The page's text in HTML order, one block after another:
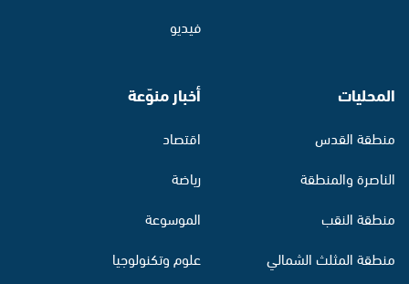
فيديو
المحليات
منطقة القدس
الناصرة والمنطقة
منطقة النقب
منطقة المثلث الشمالي
أخبار منوّعة
اقتصاد
رياضة
الموسوعة
علوم وتكنولوجيا